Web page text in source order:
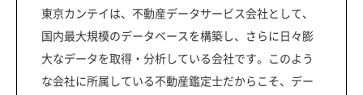
東京カンテイは、不動産データサービス会社として、
国内最大規模のデータベースを構築し、さらに日々膨
大なデータを取得・分析している会社です。このよう
な会社に所属している不動産鑑定士だからこそ、デー